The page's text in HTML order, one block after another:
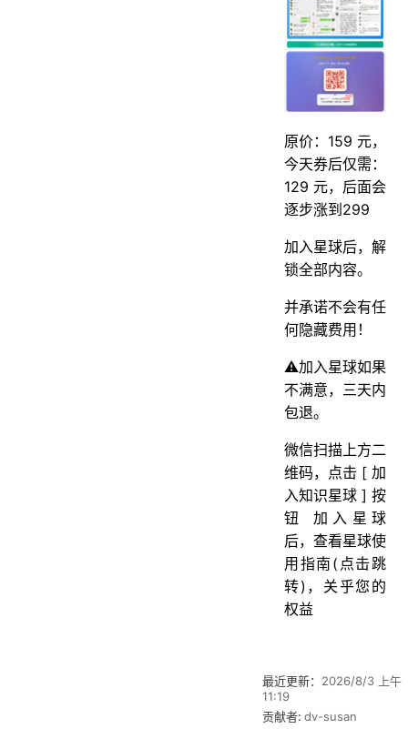
原价：159 元，
今天券后仅需：
129 元，后面会
逐步涨到299
加入星球后，解
锁全部内容。
并承诺不会有任
何隐藏费用！
⚠️加入星球如果
不满意，三天内
包退。
微信扫描上方二
维码，点击 [ 加
入知识星球 ] 按
钮 加入星球
后，查看星球使
用指南(点击跳
转)，关乎您的
权益
最近更新： 2026/8/3 上午
11:19
贡献者: dv-susan